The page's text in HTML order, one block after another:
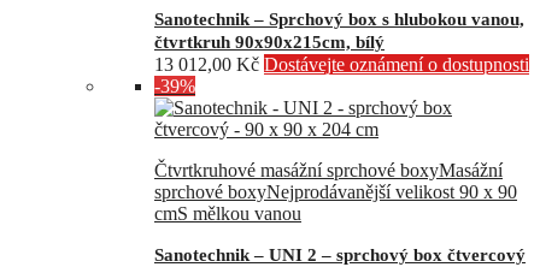
Sanotechnik – Sprchový box s hlubokou vanou,
čtvrtkruh 90x90x215cm, bílý
13 012,00 Kč Dostávejte oznámení o dostupnosti
-39%
Čtvrtkruhové masážní sprchové boxyMasážní
sprchové boxyNejprodávanější velikost 90 x 90
cmS mělkou vanou
Sanotechnik – UNI 2 – sprchový box čtvercový